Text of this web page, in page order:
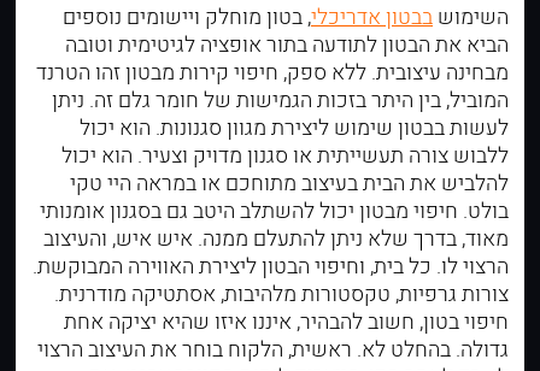
השימושבבטון אדריכלי, בטון מוחלק ויישומים נוספים
הביא את הבטון לתודעה בתור אופציה לגיטימית וטובה
מבחינה עיצובית. ללא ספק, חיפוי קירות מבטון זהו הטרנד
המוביל, בין היתר בזכות הגמישות של חומר גלם זה. ניתן
לעשות בבטון שימוש ליצירת מגוון סגנונות. הוא יכול
ללבוש צורה תעשייתית או סגנון מדויק וצעיר. הוא יכול
להלביש את הבית בעיצוב מתוחכם או במראה היי טקי
בולט. חיפוי מבטון יכול להשתלב היטב גם בסגנון אומנותי
מאוד, בדרך שלא ניתן להתעלם ממנה. איש איש, והעיצוב
הרצוי לו. כל בית, וחיפוי הבטון ליצירת האווירה המבוקשת.
צורות גרפיות, טקסטורות מלהיבות, אסתטיקה מודרנית.
חיפוי בטון, חשוב להבהיר, איננו איזו שהיא יציקה אחת
גדולה. בהחלט לא. ראשית, הלקוח בוחר את העיצוב הרצוי